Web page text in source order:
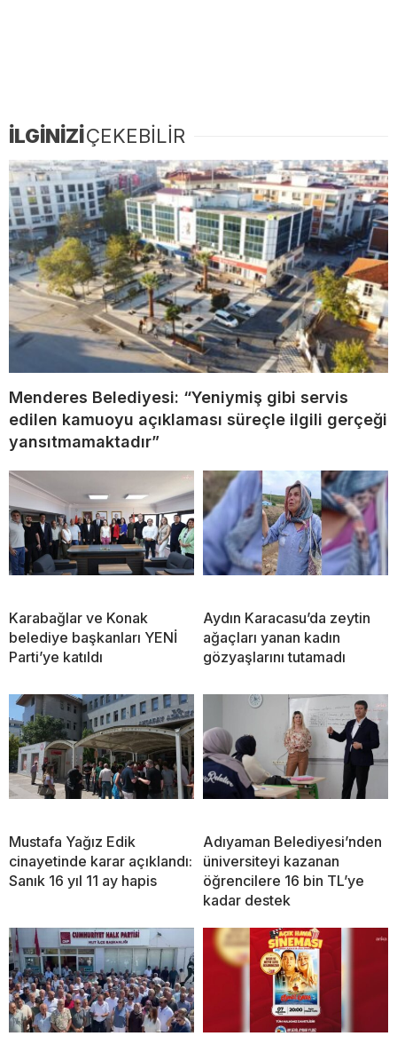
İLGİNİZİÇEKEBİLİR
Menderes Belediyesi: “Yeniymiş gibi servis
edilen kamuoyu açıklaması süreçle ilgili gerçeği
yansıtmamaktadır”
Karabağlar ve Konak
belediye başkanları YENİ
Parti’ye katıldı
Aydın Karacasu’da zeytin
ağaçları yanan kadın
gözyaşlarını tutamadı
Mustafa Yağız Edik
cinayetinde karar açıklandı:
Sanık 16 yıl 11 ay hapis
Adıyaman Belediyesi’nden
üniversiteyi kazanan
öğrencilere 16 bin TL’ye
kadar destek